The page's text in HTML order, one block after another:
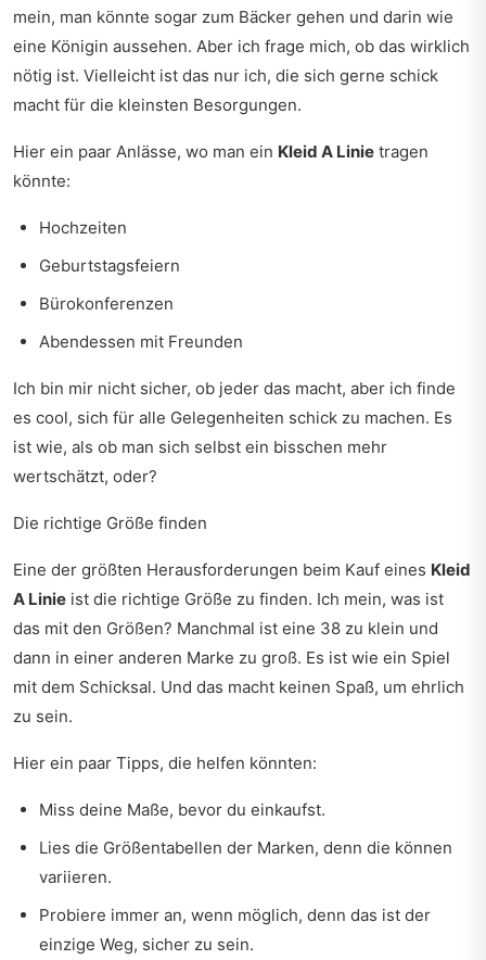
mein, man könnte sogar zum Bäcker gehen und darin wie
eine Königin aussehen. Aber ich frage mich, ob das wirklich
nötig ist. Vielleicht ist das nur ich, die sich gerne schick
macht für die kleinsten Besorgungen.
Hier ein paar Anlässe, wo man ein Kleid A Linie tragen
könnte:
Hochzeiten
Geburtstagsfeiern
Bürokonferenzen
Abendessen mit Freunden
Ich bin mir nicht sicher, ob jeder das macht, aber ich finde
es cool, sich für alle Gelegenheiten schick zu machen. Es
ist wie, als ob man sich selbst ein bisschen mehr
wertschätzt, oder?
Die richtige Größe finden
Eine der größten Herausforderungen beim Kauf eines Kleid
A Linie ist die richtige Größe zu finden. Ich mein, was ist
das mit den Größen? Manchmal ist eine 38 zu klein und
dann in einer anderen Marke zu groß. Es ist wie ein Spiel
mit dem Schicksal. Und das macht keinen Spaß, um ehrlich
zu sein.
Hier ein paar Tipps, die helfen könnten:
Miss deine Maße, bevor du einkaufst.
Lies die Größentabellen der Marken, denn die können
variieren.
Probiere immer an, wenn möglich, denn das ist der
einzige Weg, sicher zu sein.